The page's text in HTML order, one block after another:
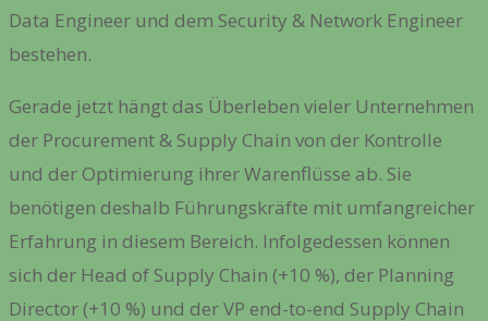
Data Engineer und dem Security & Network Engineer
bestehen.
Gerade jetzt hängt das Überleben vieler Unternehmen
der Procurement & Supply Chain von der Kontrolle
und der Optimierung ihrer Warenflüsse ab. Sie
benötigen deshalb Führungskräfte mit umfangreicher
Erfahrung in diesem Bereich. Infolgedessen können
sich der Head of Supply Chain (+10 %), der Planning
Director (+10 %) und der VP end-to-end Supply Chain